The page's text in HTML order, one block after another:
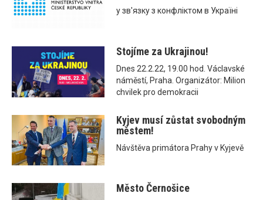
у зв'язку з конфліктом в Україні
Stojíme za Ukrajinou!
Dnes 22.2.22, 19.00 hod. Václavské
náměstí, Praha. Organizátor: Milion
chvilek pro demokracii
Kyjev musí zůstat svobodným
městem!
Návštěva primátora Prahy v Kyjevě
Město Černošice